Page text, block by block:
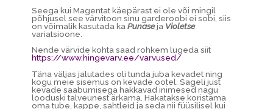
Seega kui Magentat käepärast ei ole või mingil
põhjusel see värvitoon sinu garderoobi ei sobi, siis
on võimalik kasutada ka Punaseja Violetse
variatsioone.
Nende värvide kohta saad rohkem lugeda siit
https://www.hingevarv.ee/varvused/
Täna väljas jalutades oli tunda juba kevadet ning
kogu meie sisemus on kevade ootel. Sageli just
kevade saabumisega hakkavad inimesed nagu
looduski talveunest ärkama. Hakatakse koristama
oma tube, kappe, sahtleid ja seda nii füüsilisel kui